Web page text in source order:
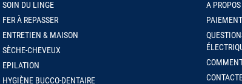
SOIN DU LINGE
FER À REPASSER
ENTRETIEN & MAISON
SÈCHE-CHEVEUX
EPILATION
HYGIÈNE BUCCO-DENTAIRE
A PROPOS